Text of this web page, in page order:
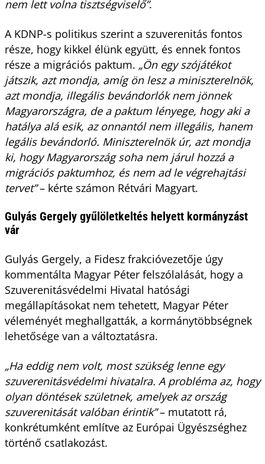
nem lett volna tisztségviselő”.
A KDNP-s politikus szerint a szuverenitás fontos
része, hogy kikkel élünk együtt, és ennek fontos
része a migrációs paktum. „Ön egy szójátékot
játszik, azt mondja, amíg ön lesz a miniszterelnök,
azt mondja, illegális bevándorlók nem jönnek
Magyarországra, de a paktum lényege, hogy aki a
hatálya alá esik, az onnantól nem illegális, hanem
legális bevándorló. Miniszterelnök úr, azt mondja
ki, hogy Magyarország soha nem járul hozzá a
migrációs paktumhoz, és nem ad le végrehajtási
tervet”– kérte számon Rétvári Magyart.
Gulyás Gergely gyűlöletkeltés helyett kormányzást
vár
Gulyás Gergely, a Fidesz frakcióvezetője úgy
kommentálta Magyar Péter felszólalását, hogy a
Szuverenitásvédelmi Hivatal hatósági
megállapításokat nem tehetett, Magyar Péter
véleményét meghallgatták, a kormánytöbbségnek
lehetősége van a változtatásra.
„Ha eddig nem volt, most szükség lenne egy
szuverenitásvédelmi hivatalra. A probléma az, hogy
olyan döntések születnek, amelyek az ország
szuverenitását valóban érintik”– mutatott rá,
konkrétumként említve az Európai Ügyészséghez
történő csatlakozást.